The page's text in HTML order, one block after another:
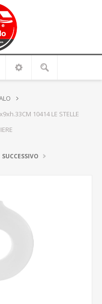
10414 LE STELLE
SUCCESSIVO